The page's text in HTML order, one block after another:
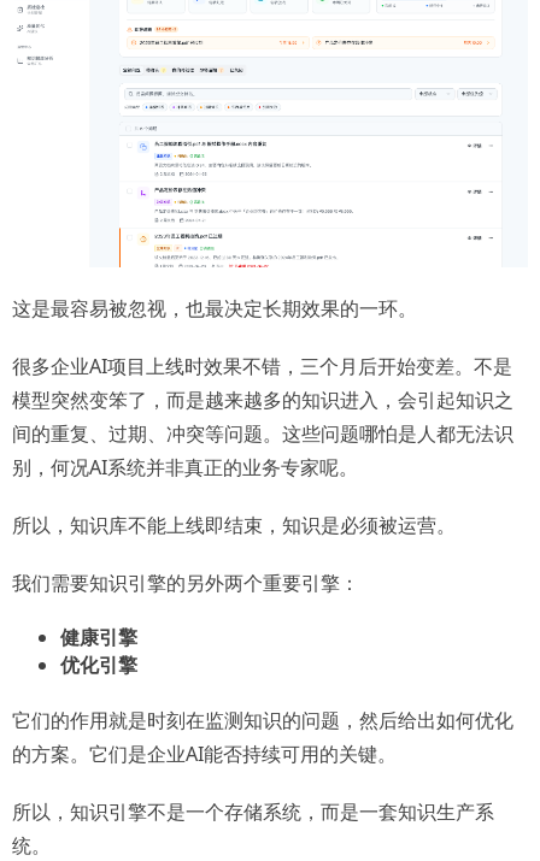
这是最容易被忽视，也最决定长期效果的一环。
很多企业AI项目上线时效果不错，三个月后开始变差。不是
模型突然变笨了，而是越来越多的知识进入，会引起知识之
间的重复、过期、冲突等问题。这些问题哪怕是人都无法识
别，何况AI系统并非真正的业务专家呢。
所以，知识库不能上线即结束，知识是必须被运营。
我们需要知识引擎的另外两个重要引擎：
健康引擎
优化引擎
它们的作用就是时刻在监测知识的问题，然后给出如何优化
的方案。它们是企业AI能否持续可用的关键。
所以，知识引擎不是一个存储系统，而是一套知识生产系
统。